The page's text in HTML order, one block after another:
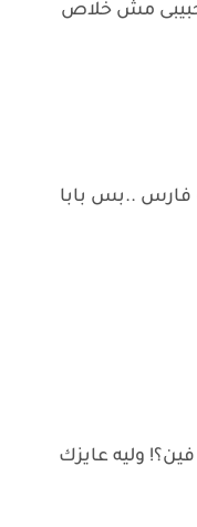
حبيبى مش خلاص
فارس ..بس بابا
وليه عايزك